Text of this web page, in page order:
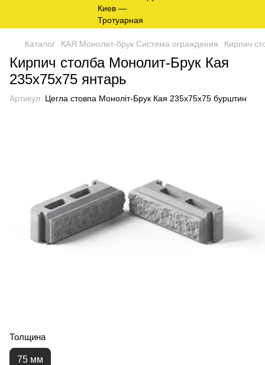
Каталог КАЯ Монолит-брук Система ограждения Кирпич
Кирпич столба Монолит-Брук Кая
235х75х75 янтарь
Артикул: Цегла стовпа Моноліт-Брук Кая 235х75х75 бурштин
Толщина
75 мм